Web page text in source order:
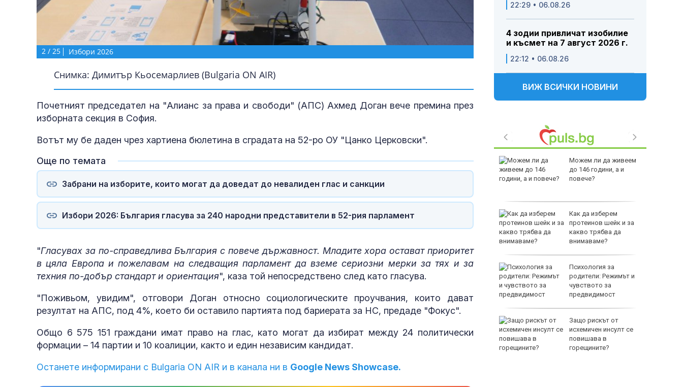
2 / 25 Избори 2026
Снимка: Димитър Кьосемарлиев (Bulgaria ON AIR)
Почетният председател на "Алианс за права и свободи" (АПС) Ахмед Доган вече премина през
изборната секция в София.
Вотът му бе даден чрез хартиена бюлетина в сградата на 52-ро ОУ "Цанко Церковски".
Още по темата
Забрани на изборите, които могат да доведат до невалиден глас и санкции
Избори 2026: България гласува за 240 народни представители в 52-рия парламент
"Гласувах за по-справедлива България с повече държавност. Младите хора остават приоритет
в цяла Европа и пожелавам на следващия парламент да вземе сериозни мерки за тях и за
техния по-добър стандарт и ориентация", каза той непосредствено след като гласува.
"Поживьом, увидим", отговори Доган относно социологическите проучвания, които дават
резултат на АПС, под 4%, което би оставило партията под бариерата за НС, предаде "Фокус".
Общо 6 575 151 граждани имат право на глас, като могат да избират между 24 политически
формации – 14 партии и 10 коалиции, както и един независим кандидат.
Останете информирани с Bulgaria ON AIR и в канала ни в Google News Showcase.
22:29 • 06.08.26
4 зодии привличат изобилие
и късмет на 7 август 2026 г.
22:12 • 06.08.26
ВИЖ ВСИЧКИ НОВИНИ
И днес жега, но
следобед на места
Днес се прощаваме с
Искандер и С-400
срещу изчерпваща се
предизвикателство за
Украйна
в “месомелачката”
Можем ли да живеем
до 146 години, а и
повече?
Как да изберем
протеинов шейк и за
какво трябва да
внимаваме?
Психология за
родители: Режимът и
чувството за
предвидимост
Защо рискът от
исхемичен инсулт се
повишава в
горещините?